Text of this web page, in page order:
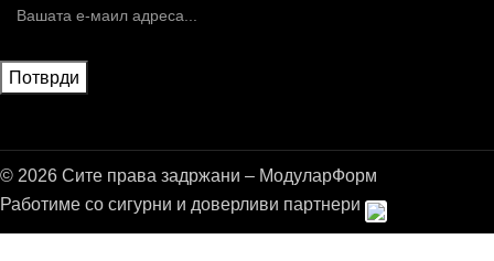
© 2026 Сите права задржани – МодуларФорм
Работиме со сигурни и доверливи партнери